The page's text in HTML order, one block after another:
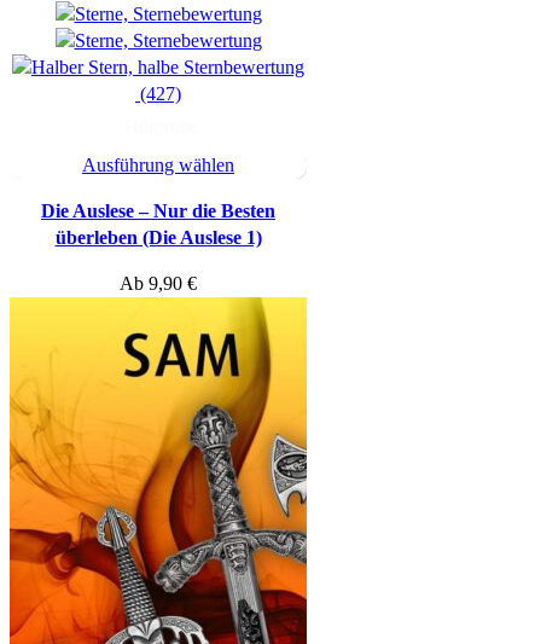
(427)
Ausführung wählen
Die Auslese – Nur die Besten
überleben (Die Auslese 1)
Ab 9,90 €